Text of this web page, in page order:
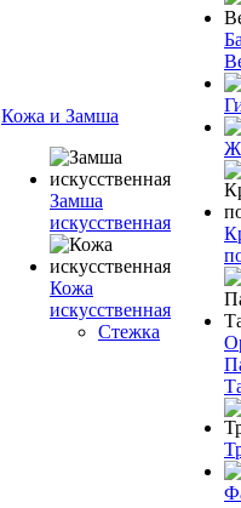
Кожа и Замша
Замша
искусственная
Кожа
искусственная
Стежка